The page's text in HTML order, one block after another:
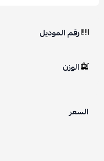
رقم الموديل
الوزن
السعر